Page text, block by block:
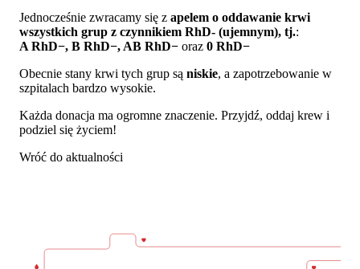
Jednocześnie zwracamy się z apelem o oddawanie krwi
wszystkich grup z czynnikiem RhD- (ujemnym), tj.:
A RhD−, B RhD−, AB RhD− oraz 0 RhD−
Obecnie stany krwi tych grup są niskie, a zapotrzebowanie w
szpitalach bardzo wysokie.
Każda donacja ma ogromne znaczenie. Przyjdź, oddaj krew i
podziel się życiem!
Wróć do aktualności